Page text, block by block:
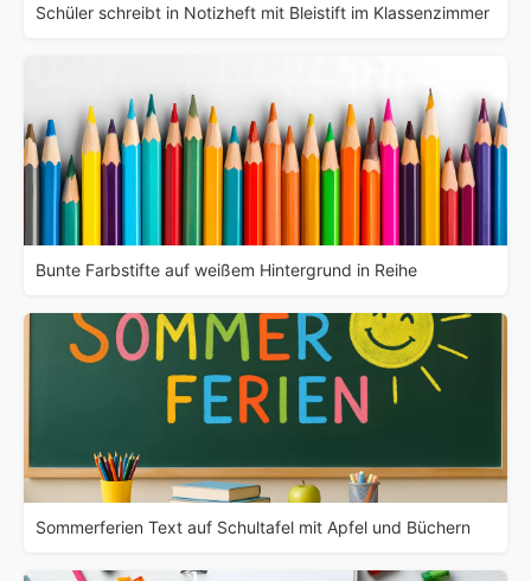
Schüler schreibt in Notizheft mit Bleistift im Klassenzimmer
Bunte Farbstifte auf weißem Hintergrund in Reihe
Sommerferien Text auf Schultafel mit Apfel und Büchern